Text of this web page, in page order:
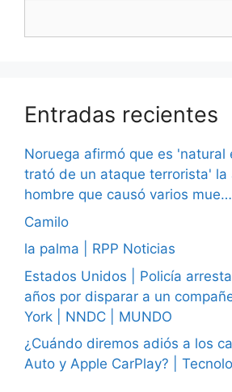
Entradas recientes
Noruega afirmó que es 'natural
trató de un ataque terrorista' la
hombre que causó varios mue…
Camilo
la palma | RPP Noticias
Estados Unidos | Policía
años por disparar a un
York | NNDC | MUNDO
¿Cuándo diremos adiós a los
Auto y Apple CarPlay? |